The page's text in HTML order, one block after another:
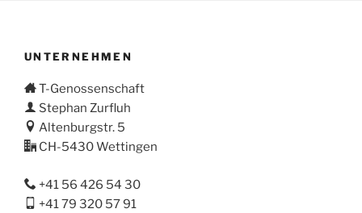
UNTERNEHMEN
T-Genossenschaft
Stephan Zurfluh
Altenburgstr. 5
CH-5430 Wettingen
+41 56 426 54 30
+41 79 320 57 91